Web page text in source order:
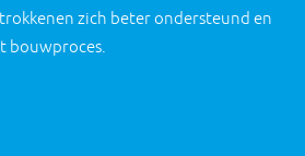
zich beter ondersteund en
bouwproces.